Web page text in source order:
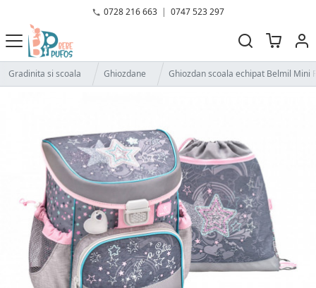
0728 216 663 | 0747 523 297
Gradinita si scoala Ghiozdane Ghiozdan scoala echipat Belmil Mini